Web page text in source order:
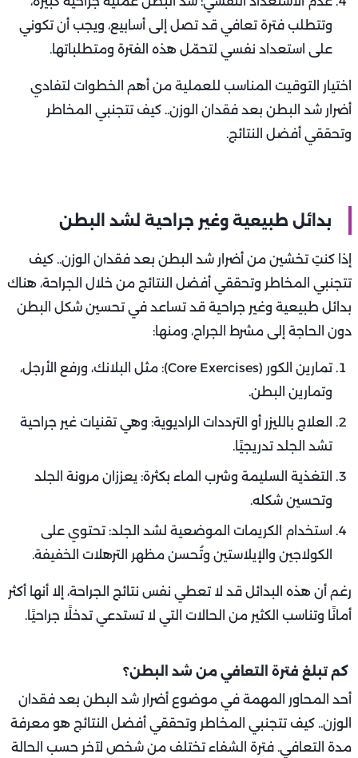
وتتطلب فترة تعافي قد تصل إلى أسابيع، ويجب أن تكوني
على استعداد نفسي لتحمّل هذه الفترة ومتطلباتها.
اختيار التوقيت المناسب للعملية من أهم الخطوات لتفادي
أضرار شد البطن بعد فقدان الوزن.. كيف تتجنبي المخاطر
وتحققي أفضل النتائج.
بدائل طبيعية وغير جراحية لشد البطن
إذا كنتِ تخشين من أضرار شد البطن بعد فقدان الوزن.. كيف
تتجنبي المخاطر وتحققي أفضل النتائج من خلال الجراحة، هناك
بدائل طبيعية وغير جراحية قد تساعد في تحسين شكل البطن
دون الحاجة إلى مشرط الجراح، ومنها:
تمارين الكور (Core Exercises): مثل البلانك، ورفع الأرجل،
وتمارين البطن.
العلاج بالليزر أو الترددات الراديوية: وهي تقنيات غير جراحية
تشد الجلد تدريجيًا.
التغذية السليمة وشرب الماء بكثرة: يعززان مرونة الجلد
وتحسين شكله.
استخدام الكريمات الموضعية لشد الجلد: تحتوي على
الكولاجين والإيلاستين وتُحسن مظهر الترهلات الخفيفة.
رغم أن هذه البدائل قد لا تعطي نفس نتائج الجراحة، إلا أنها أكثر
أمانًا وتناسب الكثير من الحالات التي لا تستدعي تدخلًا جراحيًا.
كم تبلغ فترة التعافي من شد البطن؟
أحد المحاور المهمة في موضوع أضرار شد البطن بعد فقدان
الوزن.. كيف تتجنبي المخاطر وتحققي أفضل النتائج هو معرفة
مدة التعافي. فترة الشفاء تختلف من شخص لآخر حسب الحالة